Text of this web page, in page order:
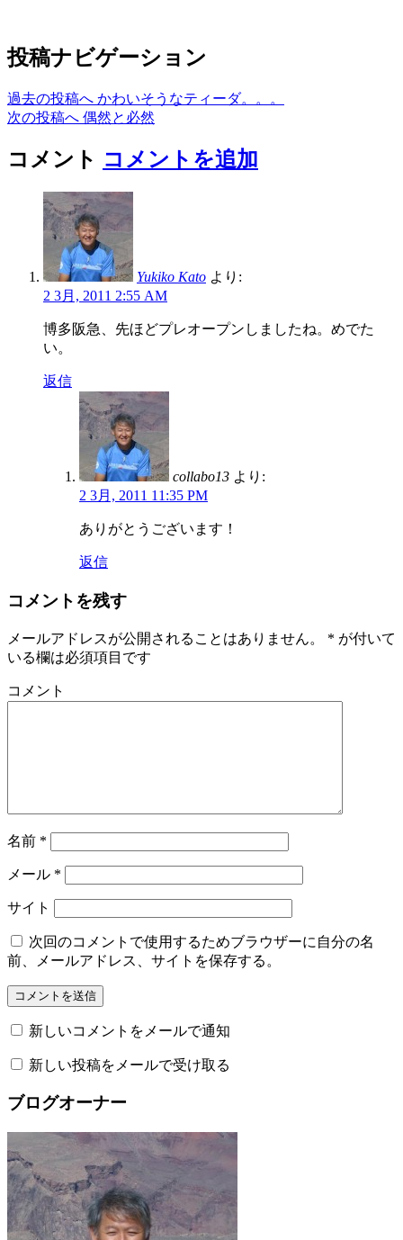
投稿ナビゲーション
過去の投稿へ かわいそうなティーダ。。。
次の投稿へ 偶然と必然
コメント コメントを追加
Yukiko Kato より:
2 3月, 2011 2:55 AM
博多阪急、先ほどプレオープンしましたね。めでた
い。
返信
collabo13 より:
2 3月, 2011 11:35 PM
ありがとうございます！
返信
コメントを残す
メールアドレスが公開されることはありません。 * が付いて
いる欄は必須項目です
コメント
名前 *
メール *
サイト
次回のコメントで使用するためブラウザーに自分の名
前、メールアドレス、サイトを保存する。
新しいコメントをメールで通知
新しい投稿をメールで受け取る
ブログオーナー